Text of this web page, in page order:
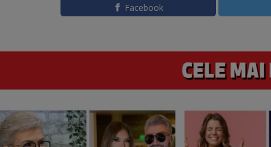
Facebook